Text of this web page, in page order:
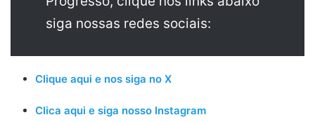
siga nossas redes sociais:
Clique aqui e nos siga no X
Clica aqui e siga nosso Instagram